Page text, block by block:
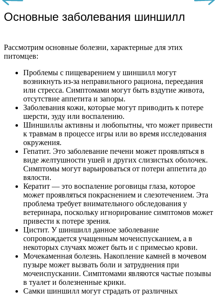
Основные заболевания шиншилл
Рассмотрим основные болезни, характерные для этих
питомцев:
Проблемы с пищеварением у шиншилл могут
возникнуть из-за неправильного рациона, переедания
или стресса. Симптомами могут быть вздутие живота,
отсутствие аппетита и запоры.
Заболевания кожи, которые могут приводить к потере
шерсти, зуду или воспалению.
Шиншиллы активны и любопытны, что может привести
к травмам в процессе игры или во время исследования
окружения.
Гепатит. Это заболевание печени может проявляться в
виде желтушности ушей и других слизистых оболочек.
Симптомы могут варьироваться от потери аппетита до
вялости.
Кератит — это воспаление роговицы глаза, которое
может проявляться покраснением и слезотечением. Эта
проблема требует внимательного обследования у
ветеринара, поскольку игнорирование симптомов может
привести к потере зрения.
Цистит. У шиншилл данное заболевание
сопровождается учащенным мочеиспусканием, а в
некоторых случаях может быть и с примесью крови.
Мочекаменная болезнь. Накопление камней в мочевом
пузыре может вызвать боли и затруднения при
мочеиспускании. Симптомами являются частые позывы
в туалет и болезненные крики.
Самки шиншилл могут страдать от различных